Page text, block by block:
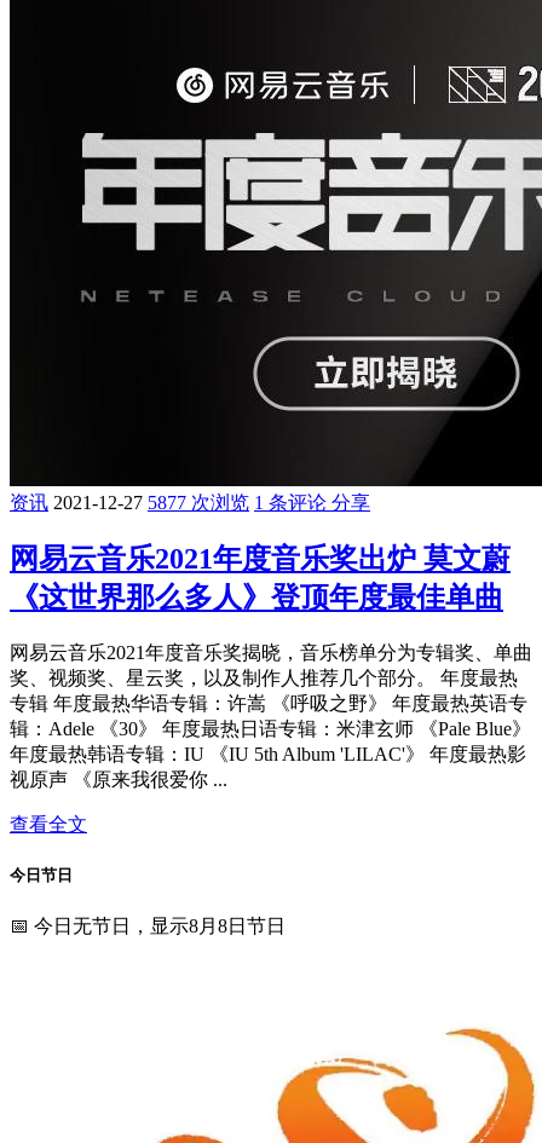
资讯 2021-12-27 5877 次浏览 1 条评论 分享
网易云音乐2021年度音乐奖出炉 莫文蔚
《这世界那么多人》登顶年度最佳单曲
网易云音乐2021年度音乐奖揭晓，音乐榜单分为专辑奖、单曲
奖、视频奖、星云奖，以及制作人推荐几个部分。 年度最热
专辑 年度最热华语专辑：许嵩 《呼吸之野》 年度最热英语专
辑：Adele 《30》 年度最热日语专辑：米津玄师 《Pale Blue》
年度最热韩语专辑：IU 《IU 5th Album 'LILAC'》 年度最热影
视原声 《原来我很爱你 ...
查看全文
今日节日
📅 今日无节日，显示8月8日节日